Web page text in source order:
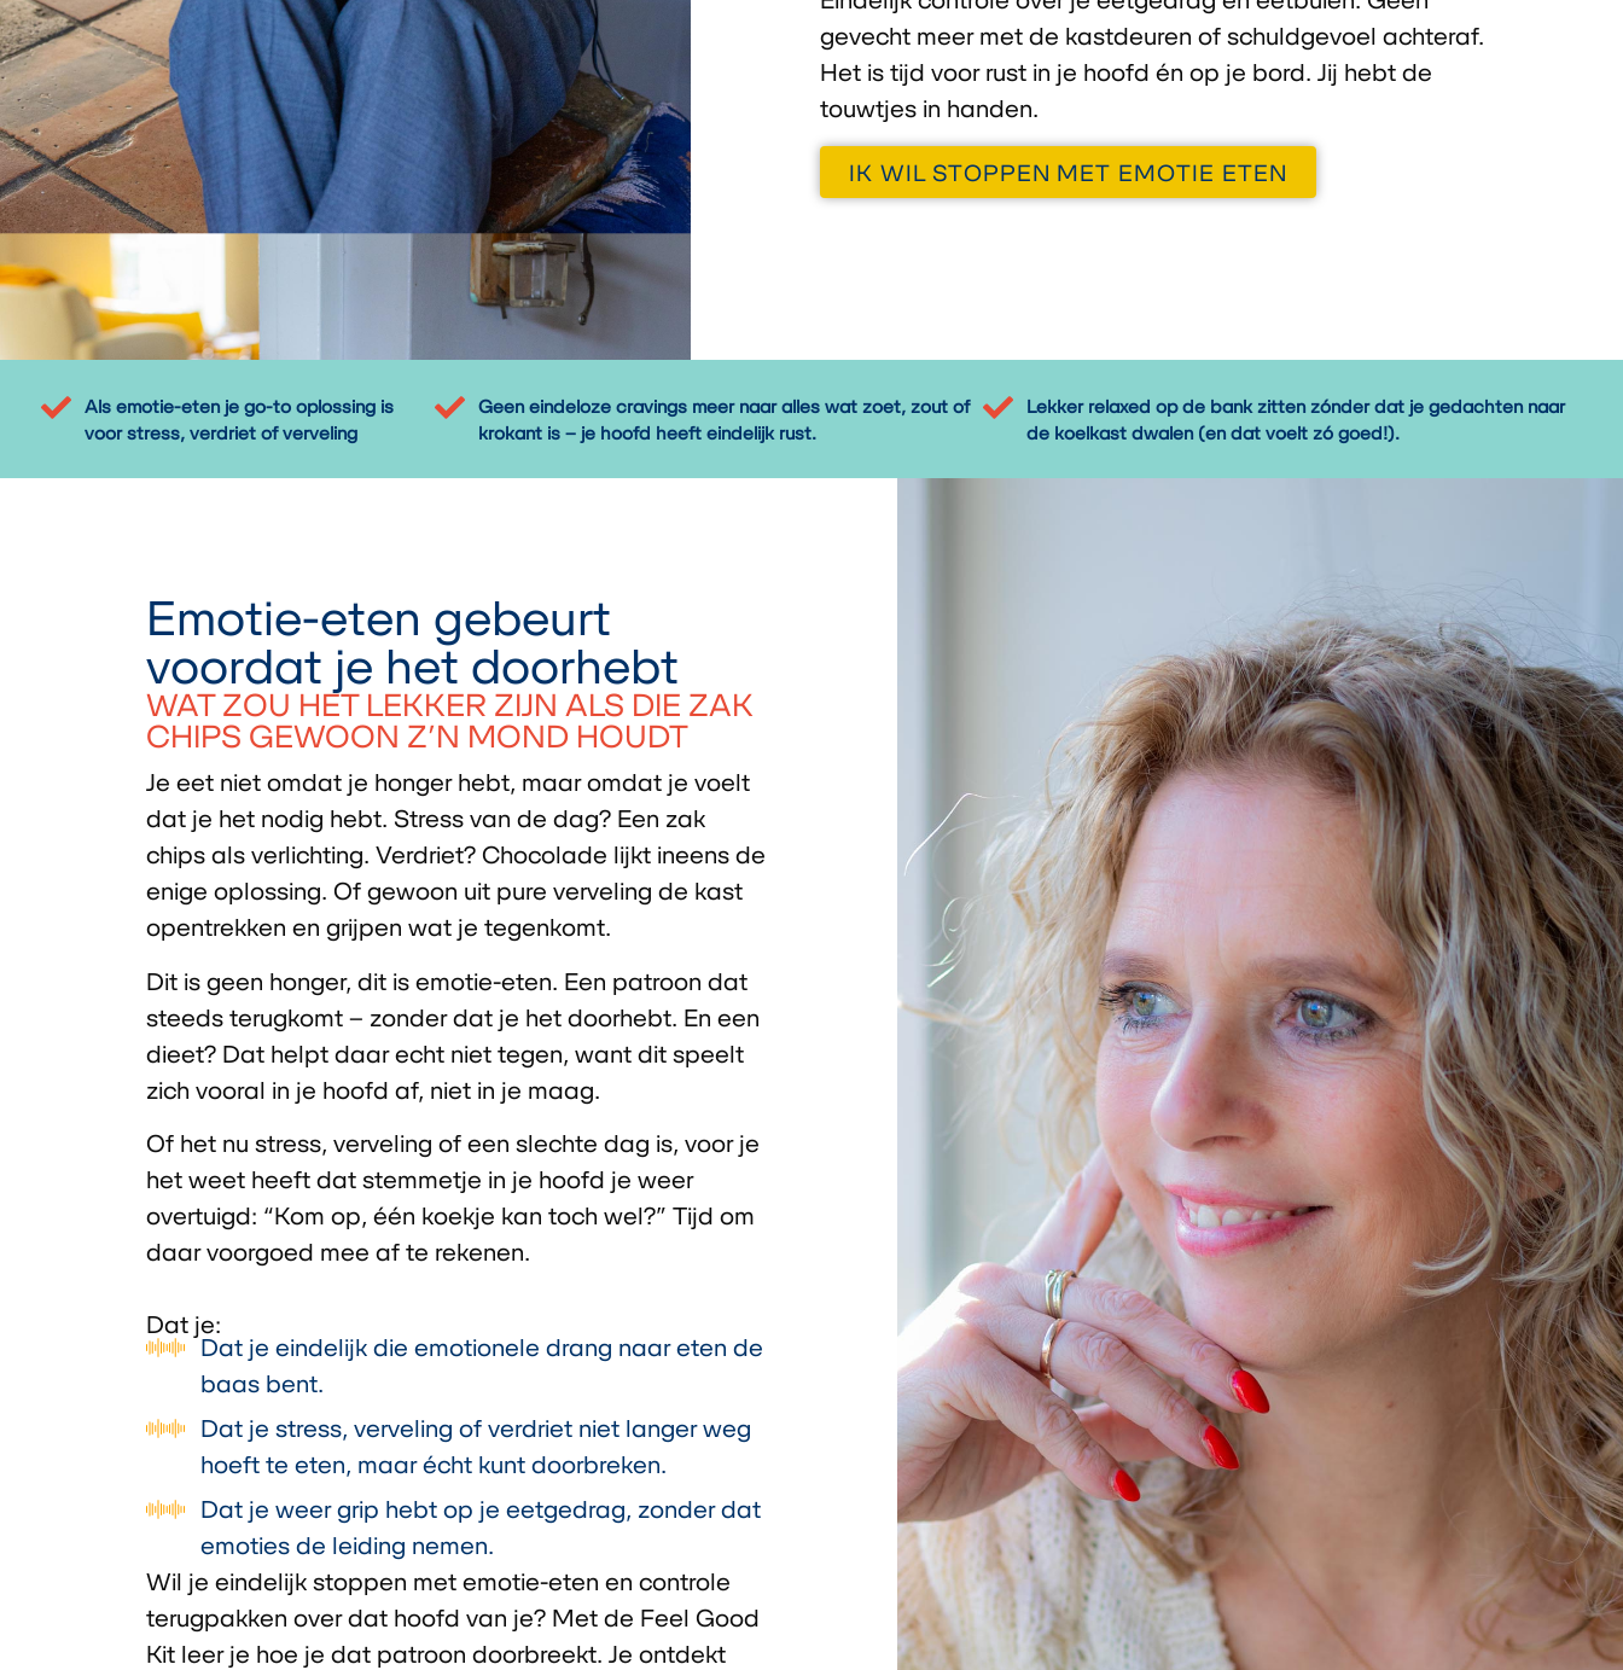
gevecht meer met de kastdeuren of schuldgevoel achteraf.
Het is tijd voor rust in je hoofd én op je bord. Jij hebt de
touwtjes in handen.
IK WIL STOPPEN MET EMOTIE ETEN
Als emotie-eten je go-to oplossing is
voor stress, verdriet of verveling
Geen eindeloze cravings meer naar alles wat zoet, zout of
krokant is – je hoofd heeft eindelijk rust.
Lekker relaxed op de bank zitten zónder dat je gedachten naar
de koelkast dwalen (en dat voelt zó goed!).
Emotie-eten gebeurt
voordat je het doorhebt
WAT ZOU HET LEKKER ZIJN ALS DIE ZAK
CHIPS GEWOON Z’N MOND HOUDT
Je eet niet omdat je honger hebt, maar omdat je voelt
dat je het nodig hebt. Stress van de dag? Een zak
chips als verlichting. Verdriet? Chocolade lijkt ineens de
enige oplossing. Of gewoon uit pure verveling de kast
opentrekken en grijpen wat je tegenkomt.
Dit is geen honger, dit is emotie-eten. Een patroon dat
steeds terugkomt – zonder dat je het doorhebt. En een
dieet? Dat helpt daar echt niet tegen, want dit speelt
zich vooral in je hoofd af, niet in je maag.
Of het nu stress, verveling of een slechte dag is, voor je
het weet heeft dat stemmetje in je hoofd je weer
overtuigd: “Kom op, één koekje kan toch wel?” Tijd om
daar voorgoed mee af te rekenen.
Dat je:
Dat je eindelijk die emotionele drang naar eten de
baas bent.
Dat je stress, verveling of verdriet niet langer weg
hoeft te eten, maar écht kunt doorbreken.
Dat je weer grip hebt op je eetgedrag, zonder dat
emoties de leiding nemen.
Wil je eindelijk stoppen met emotie-eten en controle
terugpakken over dat hoofd van je? Met de Feel Good
Kitleer je hoe je dat patroon doorbreekt. Je ontdekt